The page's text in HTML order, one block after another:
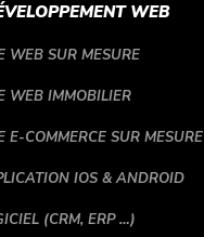
WEB
WEB SUR MESURE
WEB IMMOBILIER
E-COMMERCE SUR MESURE
IOS & ANDROID
(CRM, ERP …)